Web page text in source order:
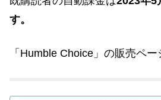
す。
「Humble Choice」の販売ペー